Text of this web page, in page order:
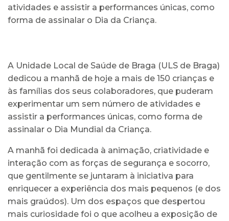
atividades e assistir a performances únicas, como
forma de assinalar o Dia da Criança.
A Unidade Local de Saúde de Braga (ULS de Braga)
dedicou a manhã de hoje a mais de 150 crianças e
às famílias dos seus colaboradores, que puderam
experimentar um sem número de atividades e
assistir a performances únicas, como forma de
assinalar o Dia Mundial da Criança.
A manhã foi dedicada à animação, criatividade e
interação com as forças de segurança e socorro,
que gentilmente se juntaram à iniciativa para
enriquecer a experiência dos mais pequenos (e dos
mais graúdos). Um dos espaços que despertou
mais curiosidade foi o que acolheu a exposição de